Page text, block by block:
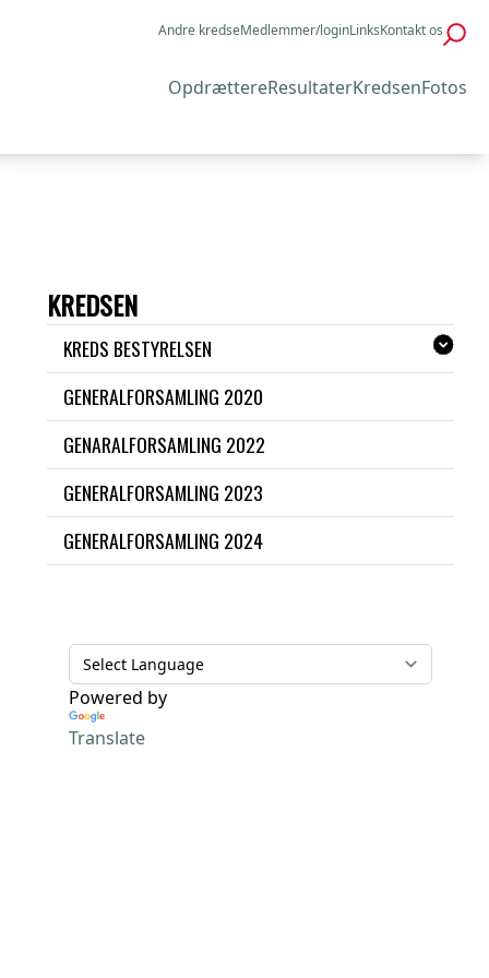
Andre kredseMedlemmer/loginLinksKontakt os
OpdrættereResultaterKredsenFotos
KREDSEN
KREDS BESTYRELSEN
GENERALFORSAMLING 2020
GENARALFORSAMLING 2022
GENERALFORSAMLING 2023
GENERALFORSAMLING 2024
Powered by
Translate